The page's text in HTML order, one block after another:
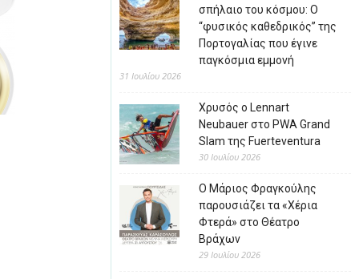
σπήλαιο του κόσμου: Ο
“φυσικός καθεδρικός” της
Πορτογαλίας που έγινε
παγκόσμια εμμονή
31 Ιουλίου 2026
Χρυσός ο Lennart
Neubauer στο PWA Grand
Slam της Fuerteventura
30 Ιουλίου 2026
Ο Μάριος Φραγκούλης
παρουσιάζει τα «Χέρια
Φτερά» στο Θέατρο
Βράχων
29 Ιουλίου 2026